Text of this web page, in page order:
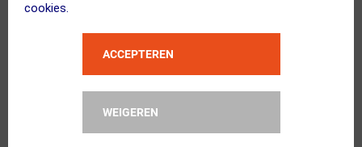
cookies.
ACCEPTEREN
WEIGEREN
ComfortCap BBW-293 Helmmuts Wit
Kies alternatief
FUTURUM